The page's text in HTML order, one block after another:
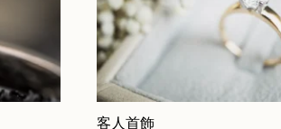
客人首飾